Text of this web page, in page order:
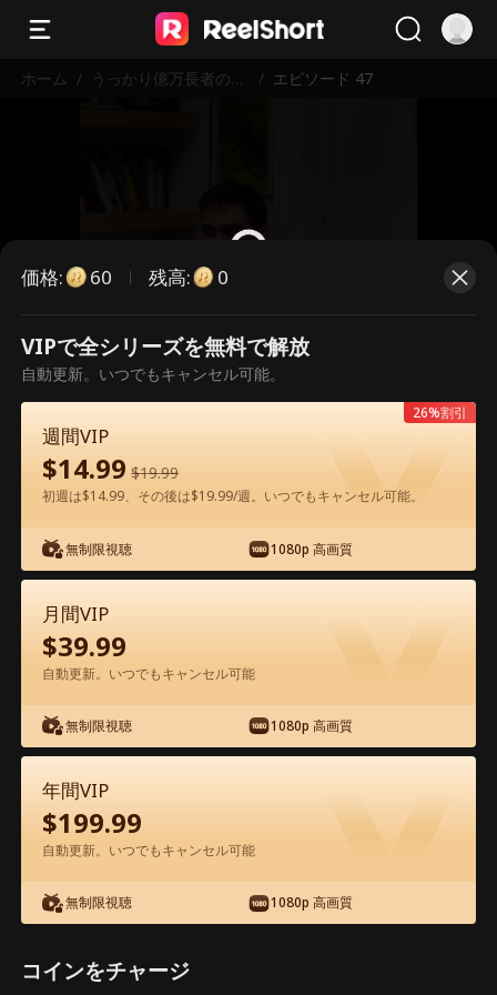
ホーム / うっかり億万長者の夫
/ エピソード 47
こちらは有料のエピソードです。視
聴いただくには解放が必要です。
アプリ内で無料視聴可能
エピソード47 - うっかり億万長者の夫を
雇ってしまった 映画フル
0-49 50-95
45 47 48
価格: 60 残高: 0
VIPで全シリーズを無料で解放
自動更新。いつでもキャンセル可能。
週間VIP
$14.99 $19.99
初週は$14.99、その後は$19.99/週。いつでもキャンセル可能。
無制限視聴 1080p 高画質
26%割引
月間VIP
$39.99
自動更新。いつでもキャンセル可能
無制限視聴 1080p 高画質
年間VIP
$199.99
自動更新。いつでもキャンセル可能
無制限視聴 1080p 高画質
コインをチャージ